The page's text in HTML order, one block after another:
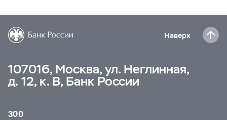
Наверх
107016, Москва, ул. Неглинная,
д. 12, к. В, Банк России
300